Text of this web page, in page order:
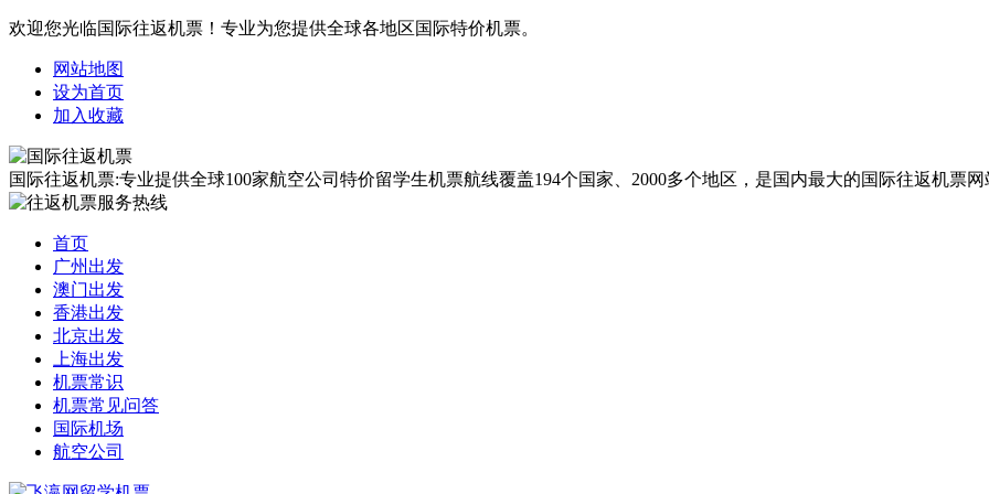
欢迎您光临国际往返机票！专业为您提供全球各地区国际特价机票。
网站地图
设为首页
加入收藏
国际往返机票:专业提供全球100家航空公司特价留学生机票航线覆盖194个国家、2000多个地区，是国内最大的国际往返机票网
首页
广州出发
澳门出发
香港出发
北京出发
上海出发
机票常识
机票常见问答
国际机场
航空公司